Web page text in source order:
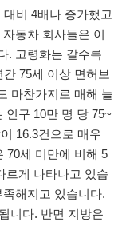
비 4배나 증가했고
동차 회사들은 이
. 고령화는 갈수록
75세 이상 면허보
마찬가지로 매해 늘
인구 10만 명 당 75~
16.3건으로 매우
70세 미만에 비해 5
르게 나타나고 있습
해지고 있습니다.
니다. 반면 지방은